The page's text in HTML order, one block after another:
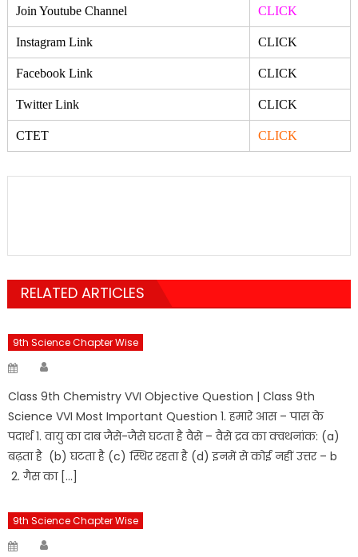
Join Youtube Channel CLICK
Instagram Link CLICK
Facebook Link CLICK
Twitter Link CLICK
CTET CLICK
RELATED ARTICLES
9th Science Chapter Wise
Posted
Class 9th Chemistry VVI Objective Question | Class 9th
Science VVI Most Important Question 1. हमारे आस – पास के
पदार्थ 1. वायु का दाब जैसे-जैसे घटता है वैसे – वैसे द्रव का क्वथनांक: (a)
बढ़ता है (b) घटता है (c) स्थिर रहता है (d) इनमें से कोई नहीं उत्तर – b
2. गैस का […]
9th Science Chapter Wise
Posted